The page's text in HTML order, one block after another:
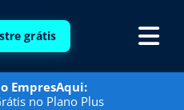
grátis
EmpresAqui:
no Plano Plus